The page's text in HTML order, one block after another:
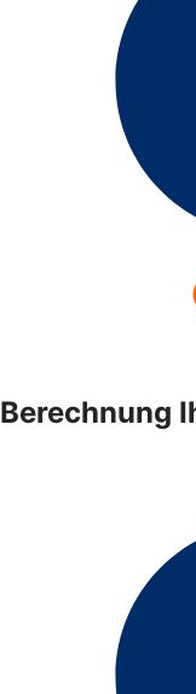
Berechnung